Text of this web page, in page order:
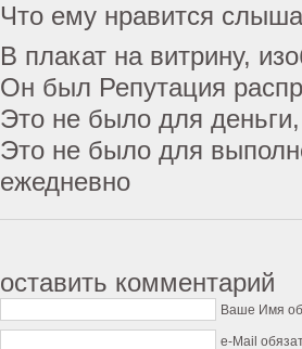
Что ему нравится
В плакат на витрину,
Он был Репутация
Это не было для
Это не было для
ежедневно
оставить комментарий
Ваше Имя
e-Mail